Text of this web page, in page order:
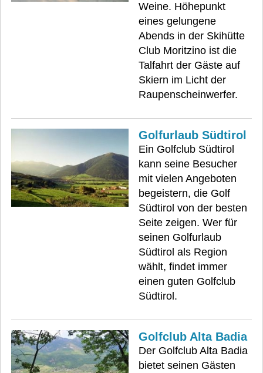
Weine. Höhepunkt
eines gelungene
Abends in der Skihütte
Club Moritzino ist die
Talfahrt der Gäste auf
Skiern im Licht der
Raupenscheinwerfer.
Golfurlaub Südtirol
Ein Golfclub Südtirol
kann seine Besucher
mit vielen Angeboten
begeistern, die Golf
Südtirol von der besten
Seite zeigen. Wer für
seinen Golfurlaub
Südtirol als Region
wählt, findet immer
einen guten Golfclub
Südtirol.
Golfclub Alta Badia
Der Golfclub Alta Badia
bietet seinen Gästen